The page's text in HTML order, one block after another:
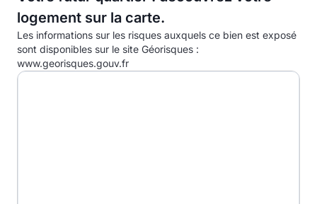
D
E
F
logement sur la carte.
Les informations sur les risques auxquels ce bien est exposé
sont disponibles sur le site Géorisques :
www.georisques.gouv.fr